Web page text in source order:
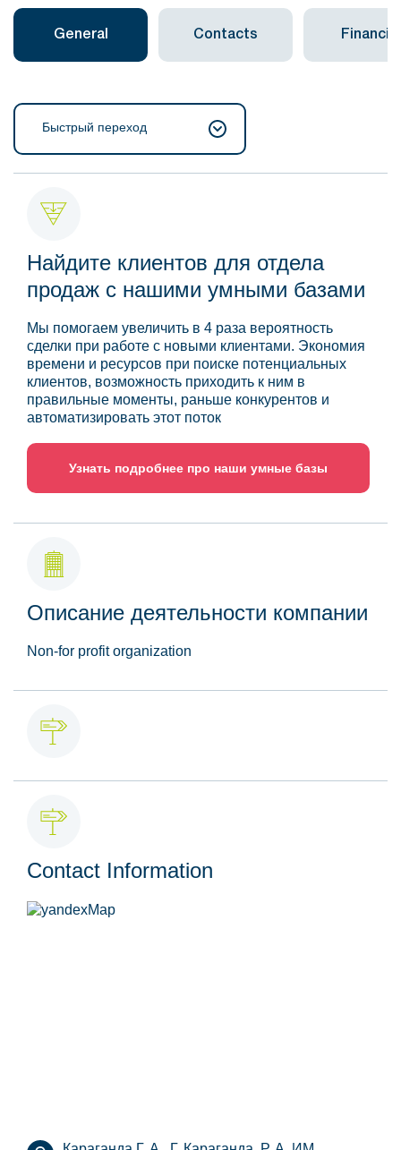
General Contacts Financial
Быстрый переход
Найдите клиентов для отдела
продаж с нашими умными базами
Мы помогаем увеличить в 4 раза вероятность
сделки при работе с новыми клиентами. Экономия
времени и ресурсов при поиске потенциальных
клиентов, возможность приходить к ним в
правильные моменты, раньше конкурентов и
автоматизировать этот поток
Узнать подробнее про наши умные базы
Описание деятельности компании
Non-for profit organization
Contact Information